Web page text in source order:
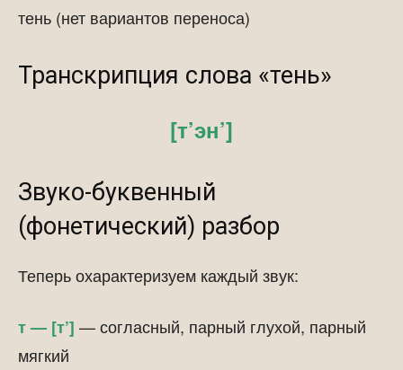
тень (нет вариантов переноса)
Транскрипция слова «тень»
[т’эн’]
Звуко-буквенный
(фонетический) разбор
Теперь охарактеризуем каждый звук:
т — [т’] — согласный, парный глухой, парный
мягкий